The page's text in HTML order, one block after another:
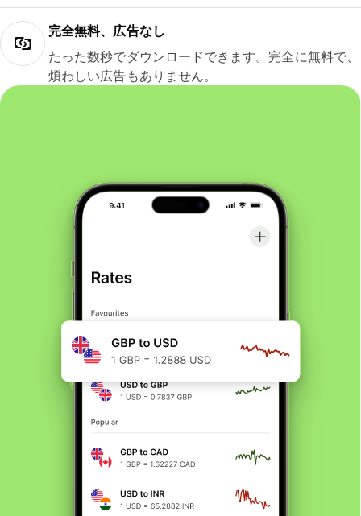
完全無料、広告なし
たった数秒でダウンロードできます。完全に無料で、
煩わしい広告もありません。